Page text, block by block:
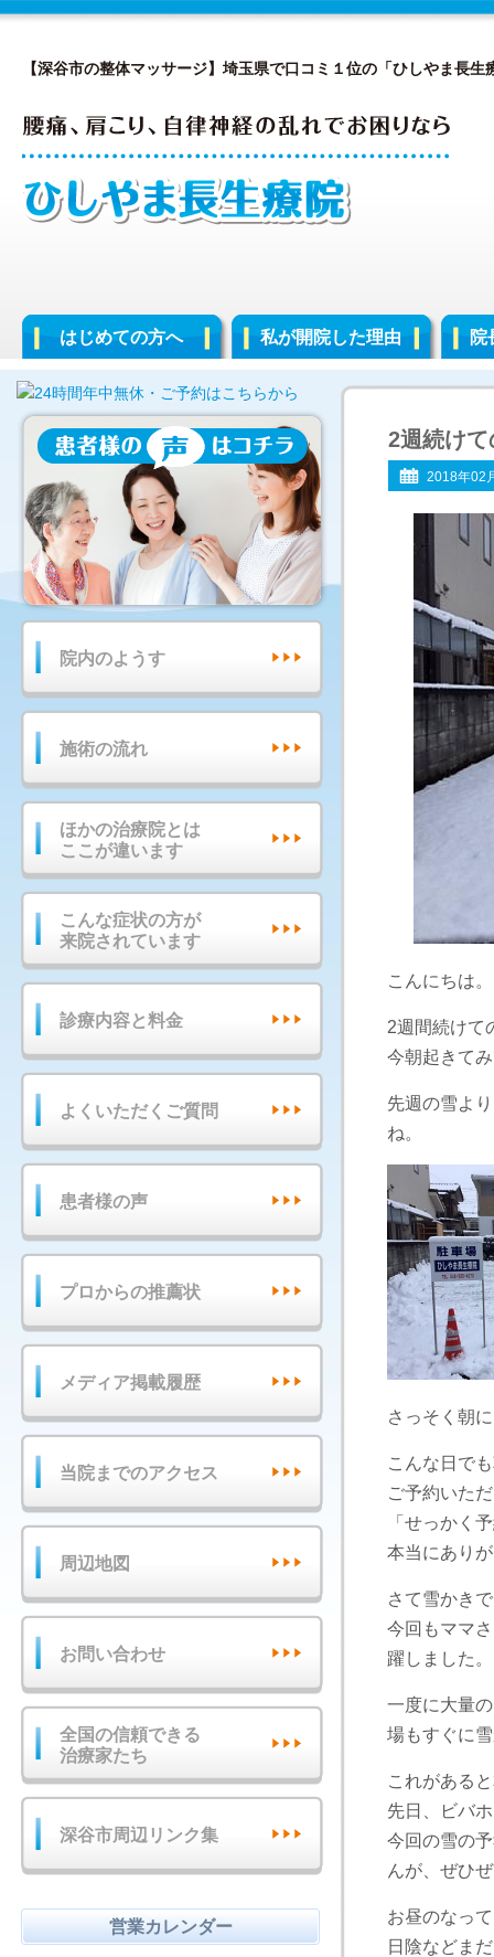
【深谷市の整体マッサージ】埼玉県で口コミ１位の「ひしやま長生
はじめての方へ 私が開院した理由 院
2週続けて
2018年02
こんにちは。
2週間続けて
今朝起きて
先週の雪よ
ね。
さっそく朝
こんな日で
ご予約いた
「せっかく
本当にあり
さて雪かき
今回もママ
躍しました。
一度に大量
場もすぐに
これがある
先日、ビバ
今回の雪の
んが、ぜひ
お昼のなっ
日陰などま
院内のようす
施術の流れ
ほかの治療院とは
ここが違います
こんな症状の方が
来院されています
診療内容と料金
よくいただくご質問
患者様の声
プロからの推薦状
メディア掲載履歴
当院までのアクセス
周辺地図
お問い合わせ
全国の信頼できる
治療家たち
深谷市周辺リンク集
営業カレンダー